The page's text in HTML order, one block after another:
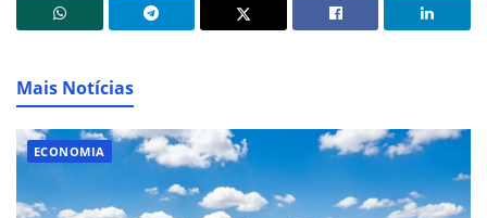
Mais Notícias
ECONOMIA